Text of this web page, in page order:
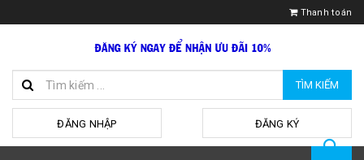
Thanh toán
TÌM KIẾM
ĐĂNG NHẬP ĐĂNG KÝ